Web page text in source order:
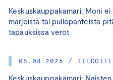
Keskuskauppakamari: Moni
marjoista tai pullopanteista
tapauksissa verot
05.08.2026 /
Keskuskauppakamari: